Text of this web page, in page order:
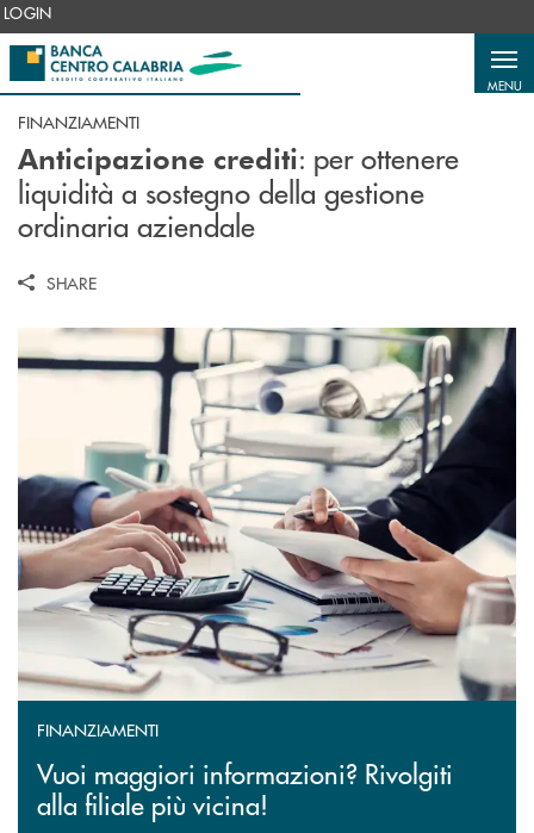
Salta al contenuto principale
LOGIN
MENU
FINANZIAMENTI
Anticipazione crediti: per ottenere
liquidità a sostegno della gestione
ordinaria aziendale
SHARE
FINANZIAMENTI
Vuoi maggiori informazioni? Rivolgiti
alla filiale più vicina!